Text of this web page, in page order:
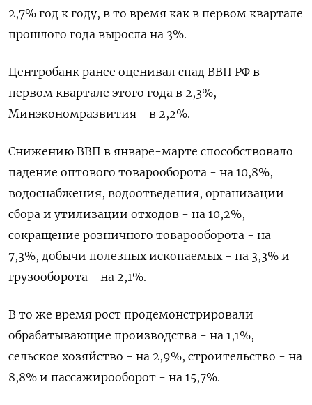
2,7% год к году, в то время как в первом квартале
прошлого года выросла на 3%.
Центробанк ранее оценивал спад ВВП РФ в
первом квартале этого года в 2,3%,
Минэкономразвития - в 2,2%.
Снижению ВВП в январе-марте способствовало
падение оптового товарооборота - на 10,8%,
водоснабжения, водоотведения, организации
сбора и утилизации отходов - на 10,2%,
сокращение розничного товарооборота - на
7,3%, добычи полезных ископаемых - на 3,3% и
грузооборота - на 2,1%.
В то же время рост продемонстрировали
обрабатывающие производства - на 1,1%,
сельское хозяйство - на 2,9%, строительство - на
8,8% и пассажирооборот - на 15,7%.